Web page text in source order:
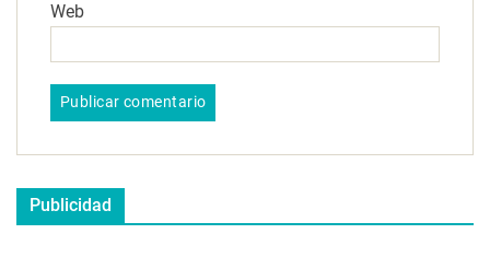
Web
Publicidad